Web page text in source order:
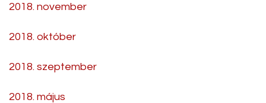
2018. november
2018. október
2018. szeptember
2018. május